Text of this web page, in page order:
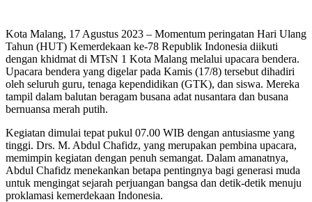
Kota Malang, 17 Agustus 2023 – Momentum peringatan Hari Ulang
Tahun (HUT) Kemerdekaan ke-78 Republik Indonesia diikuti
dengan khidmat di MTsN 1 Kota Malang melalui upacara bendera.
Upacara bendera yang digelar pada Kamis (17/8) tersebut dihadiri
oleh seluruh guru, tenaga kependidikan (GTK), dan siswa. Mereka
tampil dalam balutan beragam busana adat nusantara dan busana
bernuansa merah putih.
Kegiatan dimulai tepat pukul 07.00 WIB dengan antusiasme yang
tinggi. Drs. M. Abdul Chafidz, yang merupakan pembina upacara,
memimpin kegiatan dengan penuh semangat. Dalam amanatnya,
Abdul Chafidz menekankan betapa pentingnya bagi generasi muda
untuk mengingat sejarah perjuangan bangsa dan detik-detik menuju
proklamasi kemerdekaan Indonesia.